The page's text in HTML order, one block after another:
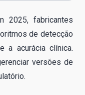
2025, fabricantes
de detecção
a acurácia clínica.
versões de